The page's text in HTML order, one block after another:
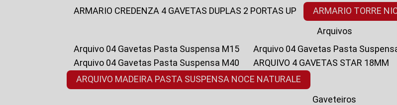
ARMARIO CREDENZA 4 GAVETAS DUPLAS 2 PORTAS UP
ARMARIO TORRE
Arquivos
Arquivo 04 Gavetas Pasta Suspensa M15
Arquivo 04 Gavetas Pasta
Arquivo 04 Gavetas Pasta Suspensa M40
ARQUIVO 4 GAVETAS STAR 18MM
ARQUIVO MADEIRA PASTA SUSPENSA NOCE NATURALE
Gaveteiros